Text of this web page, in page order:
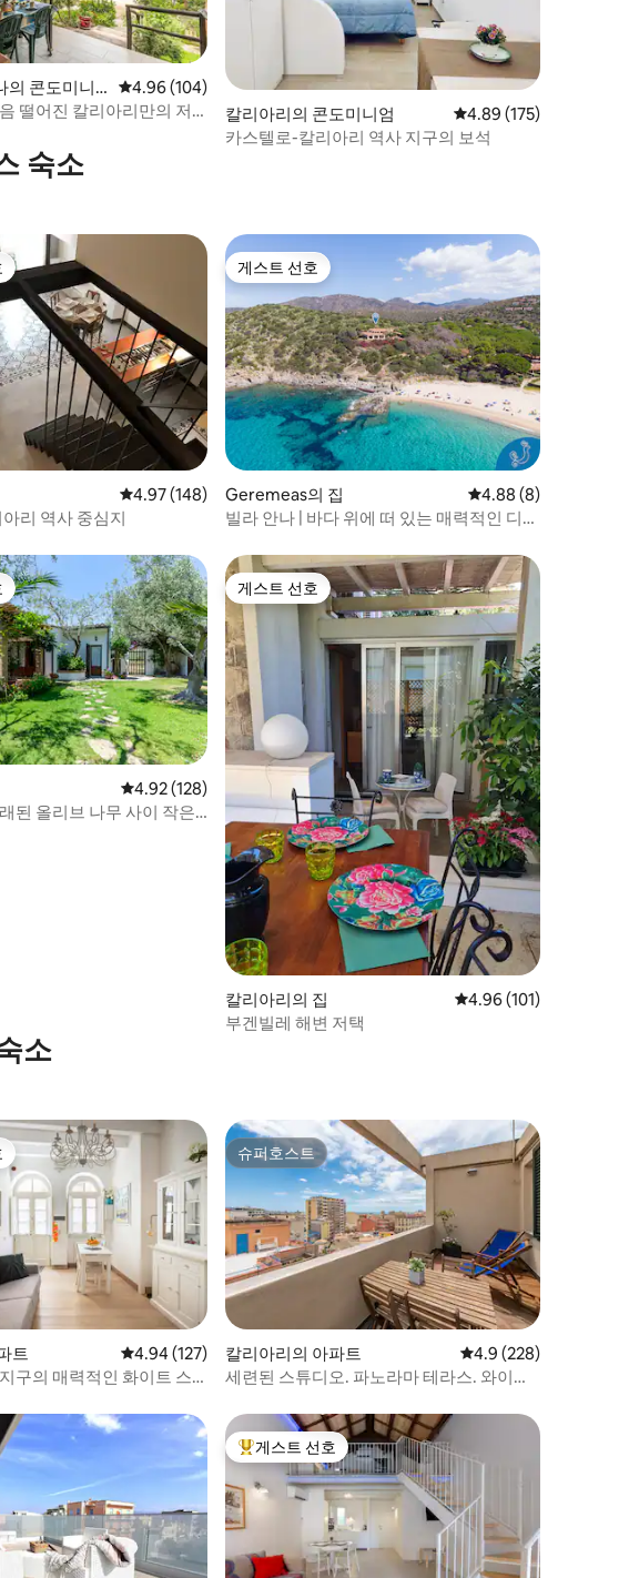
개
의 콘도미니
평점 4.96점(5점 만점), 후기 104개
4.96 (104)
떨어진 칼리아리만의 저
칼리아리의 콘도미니엄 평점 4.89점(5점 만점),
4.89 (175)
카스텔로-칼리아리 역사 지구의 보석
숙소
개
호
평점 4.97점(5점 만점), 후기 148개
4.97 (148)
리 역사 중심지
게스트 선호
게스트 선호
Geremeas의 집 평점 4.88점(5점 만점
4.88 (8)
빌라 안나 | 바다 위에 떠 있는 매력적인 디모
개
호
평점 4.92점(5점 만점), 후기 128개
4.92 (128)
된 올리브 나무 사이 작은
게스트 선호
게스트 선호
칼리아리의 집 평점 4.96점(5점 만점),
4.96 (101)
부겐빌레 해변 저택
소
개
트 평점 4.94점(5점 만점), 후기 127개
4.94 (127)
구의 매력적인 화이트 스
슈퍼호스트
슈퍼호스트
칼리아리의 아파트 평점 4.9점(5점 만점),
4.9 (228)
세련된 스튜디오. 파노라마 테라스. 와이파
상위 게스트 선호
게스트 선호